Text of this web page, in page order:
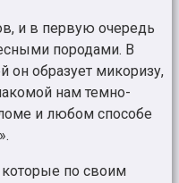
и в первую очередь
породами. В
он образует микоризу,
нам темно-
и любом способе
которые по своим